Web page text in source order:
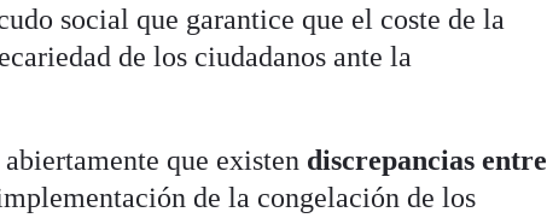
social que garantice que el coste de la
de los ciudadanos ante la
que existen discrepancias entre
de la congelación de los